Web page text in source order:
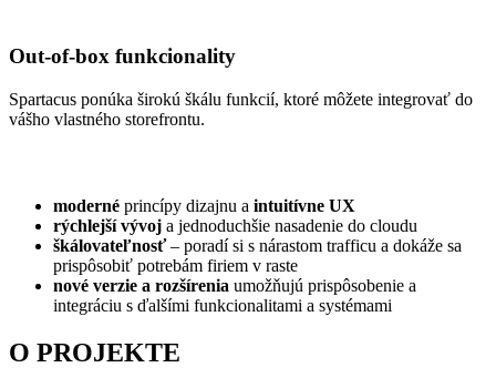
Out-of-box funkcionality
Spartacus ponúka širokú škálu funkcií, ktoré môžete integrovať do
vášho vlastného storefrontu.
moderné princípy dizajnu a intuitívne UX
rýchlejší vývoj a jednoduchšie nasadenie do cloudu
škálovateľnosť– poradí si s nárastom trafficu a dokáže sa
prispôsobiť potrebám firiem v raste
nové verzie a rozšírenia umožňujú prispôsobenie a
integráciu s ďalšími funkcionalitami a systémami
O PROJEKTE